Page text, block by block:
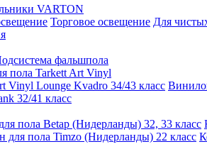
VARTON
Торговое освещение Для
фальшпола
пола Tarkett Art Vinyl
Vinyl Lounge Kvadro 34/43 класс
32/41 класс
пола Betap (Нидерланды) 32, 33 класс
для пола Timzo (Нидерланды) 22 класс